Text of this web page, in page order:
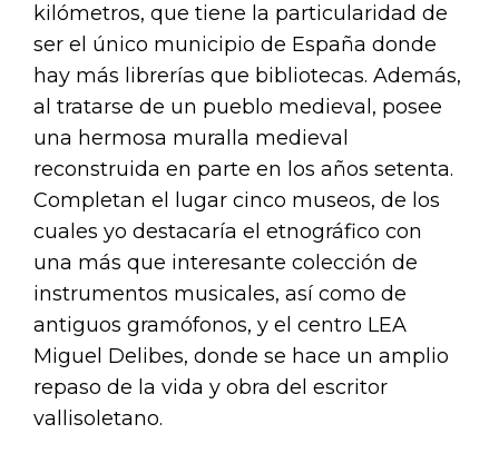
kilómetros, que tiene la particularidad de
ser el único municipio de España donde
hay más librerías que bibliotecas. Además,
al tratarse de un pueblo medieval, posee
una hermosa muralla medieval
reconstruida en parte en los años setenta.
Completan el lugar cinco museos, de los
cuales yo destacaría el etnográfico con
una más que interesante colección de
instrumentos musicales, así como de
antiguos gramófonos, y el centro LEA
Miguel Delibes, donde se hace un amplio
repaso de la vida y obra del escritor
vallisoletano.